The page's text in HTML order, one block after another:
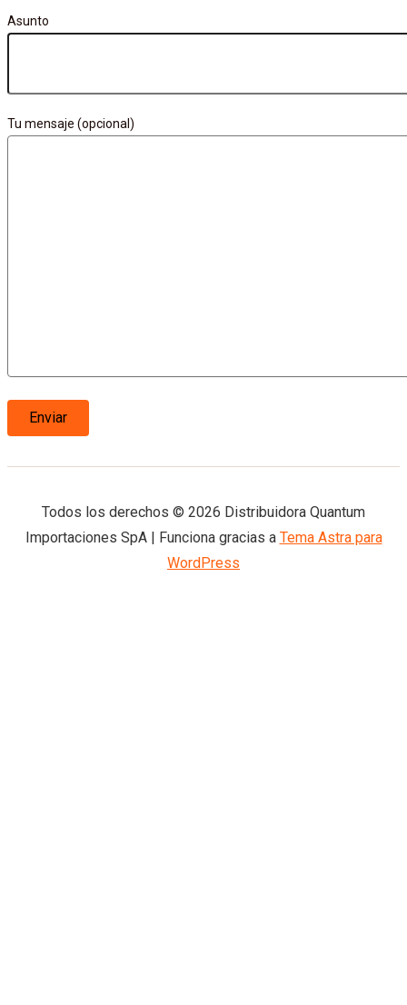
Asunto
Tu mensaje (opcional)
Todos los derechos © 2026 Distribuidora Quantum
Importaciones SpA | Funciona gracias a Tema Astra para
WordPress